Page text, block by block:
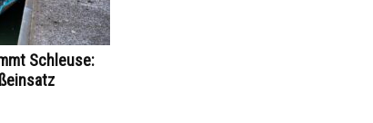
Schleuse: